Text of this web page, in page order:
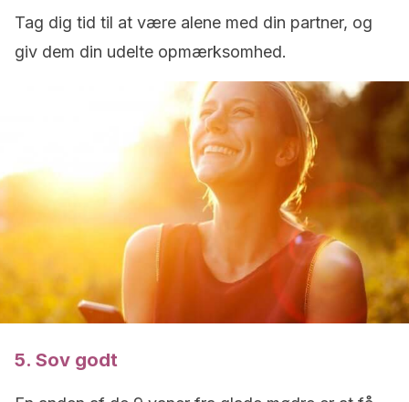
Tag dig tid til at være alene med din partner, og
giv dem din udelte opmærksomhed.
5. Sov godt